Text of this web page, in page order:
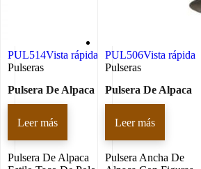
PUL514Vista rápida
Pulseras
Pulsera De Alpaca
Leer más
Pulsera De Alpaca
PUL506Vista rápida
Pulseras
Pulsera De Alpaca
Leer más
Pulsera Ancha De